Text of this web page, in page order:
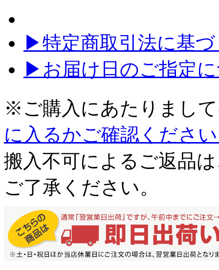
▶特定商取引法に基
▶お届け日のご指定
※ご購入にあたりまし
に入るかご確認くださ
搬入不可によるご返品
ご了承ください。